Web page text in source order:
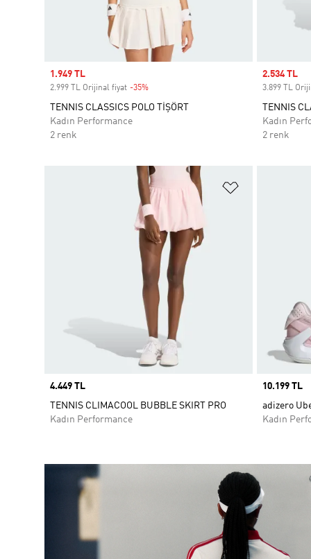
Sale price
1.949 TL
2.999 TL Orijinal fiyat -35%
TENNIS CLASSICS POLO TİŞÖRT
Kadın Performance
2 renk
Sale price
2.534 TL
3.899 TL
TENNIS
Kadın
2 renk
Price
4.449 TL
TENNIS CLIMACOOL BUBBLE SKIRT PRO
Kadın Performance
Price
10.199 TL
adizero
Kadın